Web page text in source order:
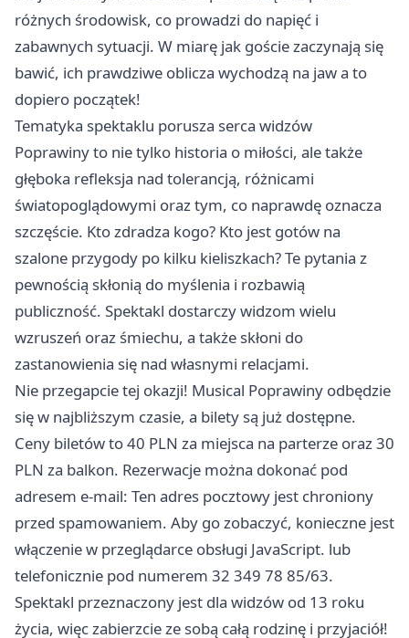
różnych środowisk, co prowadzi do napięć i
zabawnych sytuacji. W miarę jak goście zaczynają się
bawić, ich prawdziwe oblicza wychodzą na jaw a to
dopiero początek!
Tematyka spektaklu porusza serca widzów
Poprawiny to nie tylko historia o miłości, ale także
głęboka refleksja nad tolerancją, różnicami
światopoglądowymi oraz tym, co naprawdę oznacza
szczęście. Kto zdradza kogo? Kto jest gotów na
szalone przygody po kilku kieliszkach? Te pytania z
pewnością skłonią do myślenia i rozbawią
publiczność. Spektakl dostarczy widzom wielu
wzruszeń oraz śmiechu, a także skłoni do
zastanowienia się nad własnymi relacjami.
Nie przegapcie tej okazji! Musical Poprawiny odbędzie
się w najbliższym czasie, a bilety są już dostępne.
Ceny biletów to 40 PLN za miejsca na parterze oraz 30
PLN za balkon. Rezerwacje można dokonać pod
adresem e-mail: Ten adres pocztowy jest chroniony
przed spamowaniem. Aby go zobaczyć, konieczne jest
włączenie w przeglądarce obsługi JavaScript. lub
telefonicznie pod numerem 32 349 78 85/63.
Spektakl przeznaczony jest dla widzów od 13 roku
życia, więc zabierzcie ze sobą całą rodzinę i przyjaciół!